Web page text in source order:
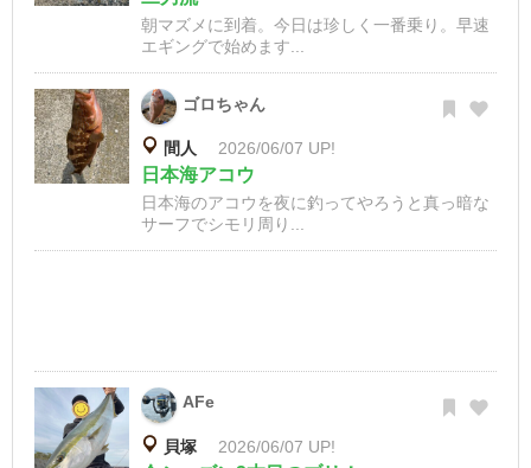
朝マズメに到着。今日は珍しく一番乗り。早速
エギングで始めます...
ゴロちゃん
間人 2026/06/07 UP!
日本海アコウ
日本海のアコウを夜に釣ってやろうと真っ暗な
サーフでシモリ周り...
AFe
貝塚 2026/06/07 UP!